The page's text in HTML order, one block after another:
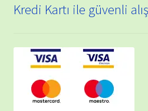
Kredi Kartı ile güvenli